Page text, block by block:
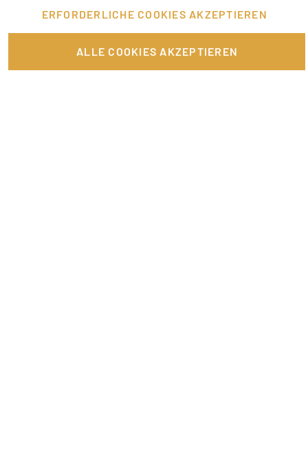
ERFORDERLICHE COOKIES AKZEPTIEREN
ALLE COOKIES AKZEPTIEREN